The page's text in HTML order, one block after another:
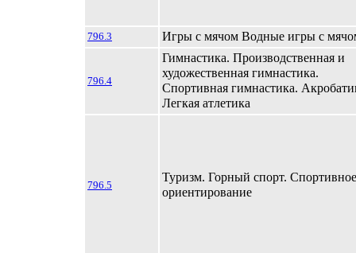
796.3 Игры с мячом Водные игры с
796.4
Гимнастика. Производственная и
художественная гимнастика.
Спортивная гимнастика.
Легкая атлетика
796.5
Туризм. Горный спорт. Спортивное
ориентирование